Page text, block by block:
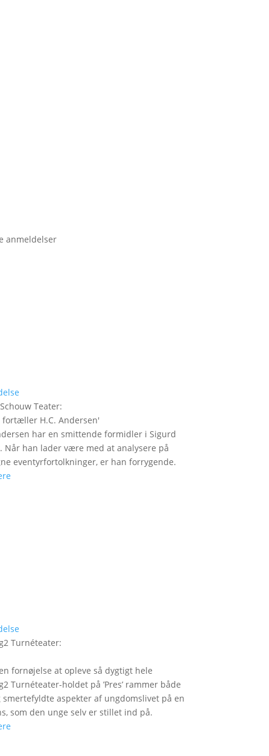
anmeldelser
Teater:
fortæller H.C. Andersen'
har en smittende formidler i Sigurd
Når han lader være med at analysere på
eventyrfortolkninger, er han forrygende.
Turnéteater:
fornøjelse at opleve så dygtigt hele
Turnéteater-holdet på ’Pres’ rammer både
smertefyldte aspekter af ungdomslivet på en
som den unge selv er stillet ind på.